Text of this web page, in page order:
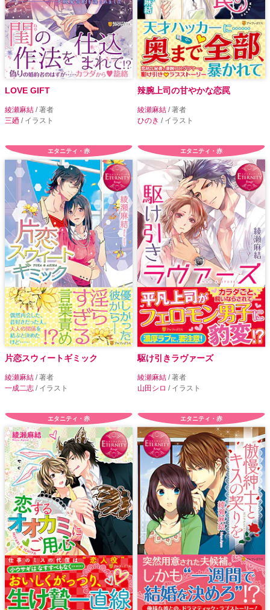
LOVE GIFT
綾瀬麻結 / 著者
三廼 / イラスト
辣腕上司の甘やかな恋罠
綾瀬麻結 / 著者
ひのき / イラスト
エタニティ・赤
片恋スウィートギミック
綾瀬麻結 / 著者
一成二志 / イラスト
エタニティ・赤
駆け引きラヴァーズ
綾瀬麻結 / 著者
山田シロ / イラスト
エタニティ・赤 エタニティ・赤